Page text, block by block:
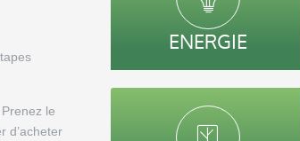
le
d’acheter
ENERGIE